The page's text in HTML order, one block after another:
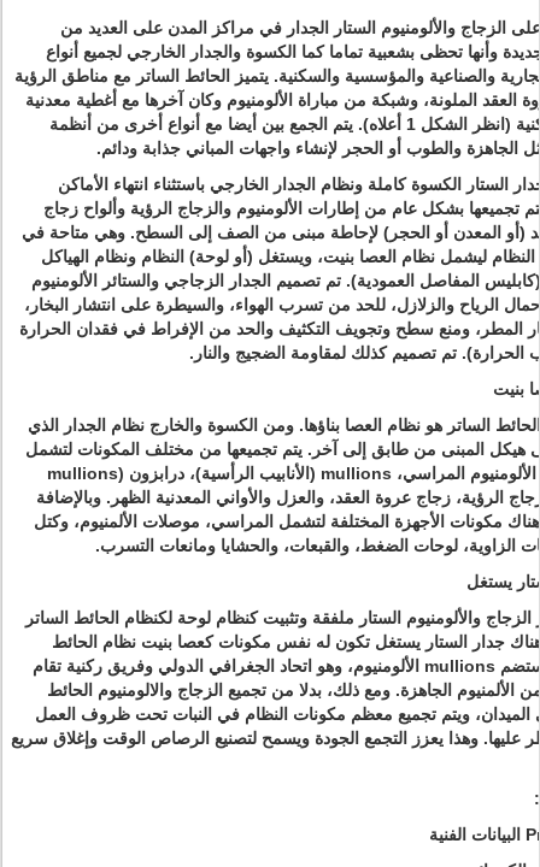
على الزجاج والألومنيوم الستار الجدار في مراكز المدن على العديد من
وأنها تحظى بشعبية تماما كما الكسوة والجدار الخارجي لجميع أنواع
والصناعية والمؤسسية والسكنية. يتميز الحائط الساتر مع مناطق الرؤية
العقد الملونة، وشبكة من مباراة الألومنيوم وكان آخرها مع أغطية معدنية
(انظر الشكل 1 أعلاه).
يتم الجمع بين أيضا مع أنواع أخرى من أنظمة
الجاهزة والطوب أو الحجر لإنشاء واجهات المباني جذابة ودائم.
الستار الكسوة كاملة ونظام الجدار الخارجي باستثناء انتهاء الأماكن
تجميعها بشكل عام من إطارات الألومنيوم والزجاج الرؤية وألواح زجاج
(أو المعدن أو الحجر) لإحاطة مبنى من الصف إلى السطح. وهي متاحة في
النظام ليشمل نظام العصا بنيت، ويستغل (أو لوحة) النظام ونظام الهياكل
المفاصل العمودية). تم تصميم الجدار الزجاجي والستائر الألومنيوم
الرياح والزلازل، للحد من تسرب الهواء، والسيطرة على انتشار البخار،
المطر، ومنع سطح وتجويف التكثيف والحد من الإفراط في فقدان الحرارة
الحرارة). تم تصميم كذلك لمقاومة الضجيج والنار.
بنيت
الساتر هو نظام العصا بناؤها. ومن الكسوة والخارج نظام الجدار الذي
هيكل المبنى من طابق إلى آخر. يتم تجميعها من مختلف المكونات لتشمل
الصلب أو الألومنيوم المراسي، mullions (الأنابيب الرأسية)، درابزون (mullions
الرؤية، زجاج عروة العقد، والعزل والأواني المعدنية الظهر. وبالإضافة
مكونات الأجهزة المختلفة لتشمل المراسي، موصلات الألمنيوم، وكتل
الزاوية، لوحات الضغط، والقبعات، والحشايا ومانعات التسرب.
يستغل
والألومنيوم الستار ملفقة وتثبيت كنظام لوحة لكنظام الحائط الساتر
جدار الستار يستغل تكون له نفس مكونات كعصا بنيت نظام الحائط
وستضم mullions الألومنيوم، وهو اتحاد الجغرافي الدولي وفريق ركنية تقام
الألمنيوم الجاهزة. ومع ذلك، بدلا من تجميع الزجاج والالومنيوم الحائط
الميدان، ويتم تجميع معظم مكونات النظام في النبات تحت ظروف العمل
عليها. وهذا يعزز التجمع الجودة ويسمح لتصنيع الرصاص الوقت وإغلاق سريع